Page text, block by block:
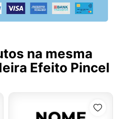
na mesma
Efeito Pincel